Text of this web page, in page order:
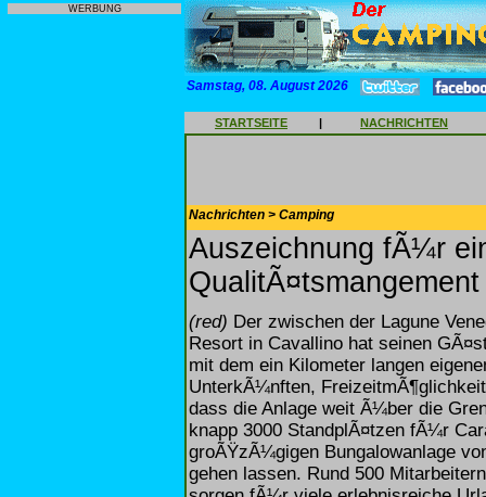
WERBUNG
Samstag, 08. August 2026
STARTSEITE | NACHRICHTEN
Nachrichten > Camping
Auszeichnung fÃ¼r
QualitÃ¤tsmangement
(red) Der zwischen der Lagune
Resort in Cavallino hat seinen
mit dem ein Kilometer langen
UnterkÃ¼nften,
dass die Anlage weit Ã¼ber die
knapp 3000 StandplÃ¤tzen fÃ¼r
groÃŸzÃ¼gigen Bungalowanlage
gehen lassen. Rund 500